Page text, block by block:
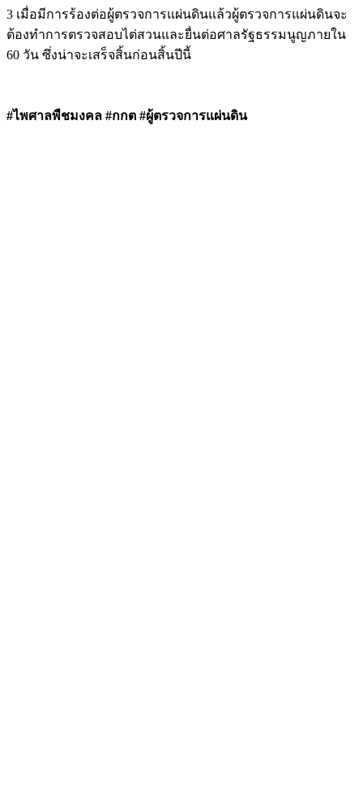
3 เมื่อมีการร้องต่อผู้ตรวจการแผ่นดินแล้วผู้ตรวจการแผ่นดินจะ
ต้องทำการตรวจสอบไต่สวนและยื่นต่อศาลรัฐธรรมนูญภายใน
60 วัน ซึ่งน่าจะเสร็จสิ้นก่อนสิ้นปีนี้
#ไพศาลพืชมงคล #กกต #ผู้ตรวจการแผ่นดิน